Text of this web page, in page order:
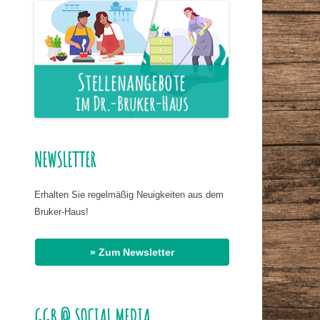
HASSAN EL
DR. BIRMANNS
NAHRUNG
Office 365 Outlook Live
NEWSLETTER
Erhalten Sie regelmäßig Neuigkeiten aus dem
Bruker-Haus!
» Zum Newsletter